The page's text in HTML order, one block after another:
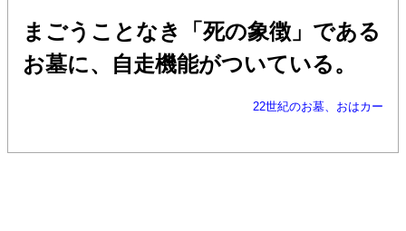
まごうことなき「死の象徴」である
お墓に、自走機能がついている。
22世紀のお墓、おはカー